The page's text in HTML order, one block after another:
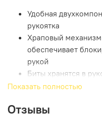
Удобная
рукоятка
Храповый механизм
обеспечивает
рукой
Биты хранятся в
замены
Комплектация
Показать полностью
Отзывы